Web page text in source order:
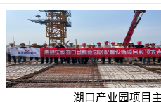
湖口产业园项目